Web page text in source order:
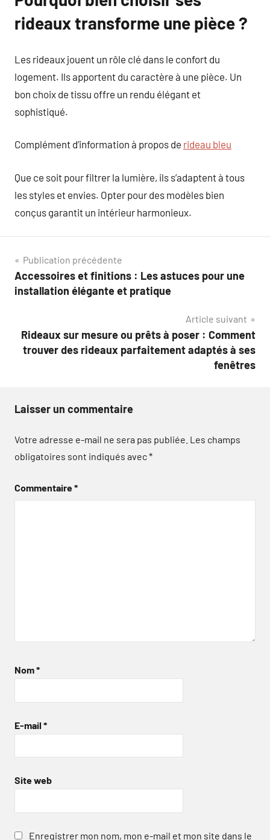
rideaux transforme une pièce ?
Les rideaux jouent un rôle clé dans le confort du
logement. Ils apportent du caractère à une pièce. Un
bon choix de tissu offre un rendu élégant et
sophistiqué.
Complément d’information à propos de rideau bleu
Que ce soit pour filtrer la lumière, ils s’adaptent à tous
les styles et envies. Opter pour des modèles bien
conçus garantit un intérieur harmonieux.
Navigation
de
Publication précédente
Accessoires et finitions : Les astuces pour une
installation élégante et pratique
Article suivant
Rideaux sur mesure ou prêts à poser : Comment
trouver des rideaux parfaitement adaptés à ses
fenêtres
Laisser un commentaire
Votre adresse e-mail ne sera pas publiée. Les champs
obligatoires sont indiqués avec*
Commentaire*
Nom*
E-mail *
Site web
Enregistrer mon nom, mon e-mail et mon site dans le